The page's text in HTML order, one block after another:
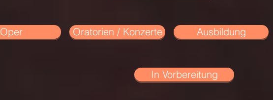
Oper Oratorien / Konzerte Ausbildung
In Vorbereitung